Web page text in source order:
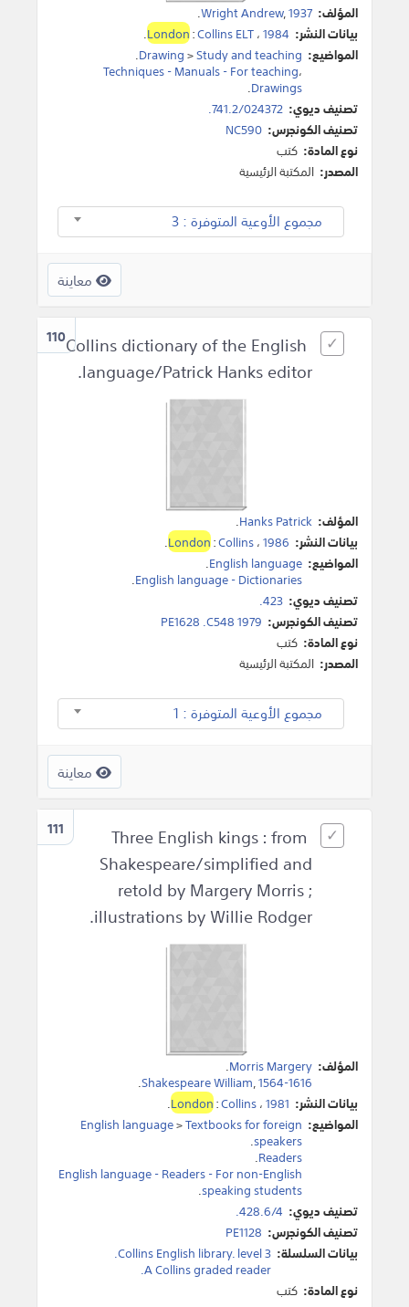
المؤلف: Wright Andrew,1937
.
بيانات النشر:
London:Collins ELT،1984
.
المواضيع:
Drawing>Study and teaching
.
Techniques - Manuals - For teaching،
Drawings
.
تصنيف ديوي: 741.2/024372.
تصنيف الكونجرس: NC590
نوع المادة: كتب
المصدر: المكتبة الرئيسية
مجموع الأوعية المتوفرة : 3
معاينة
110Collins dictionary of the English
language/Patrick Hanks editor.
المؤلف: Hanks Patrick
.
بيانات النشر:
London:Collins،1986
.
المواضيع: English language
.
English language - Dictionaries
.
تصنيف ديوي: 423.
تصنيف الكونجرس: PE1628 .C548 1979
نوع المادة: كتب
المصدر: المكتبة الرئيسية
مجموع الأوعية المتوفرة : 1
معاينة
111
Three English kings : from
Shakespeare/simplified and
retold by Margery Morris ;
illustrations by Willie Rodger.
المؤلف: Morris Margery
.
Shakespeare William,1564-1616
.
بيانات النشر:
London:Collins،1981
.
المواضيع:
English language>Textbooks for foreign
speakers
.
Readers
.
English language - Readers - For non-English
speaking students
.
تصنيف ديوي: 428.6/4.
تصنيف الكونجرس: PE1128
بيانات السلسلة: Collins English library. level 3.
A Collins graded reader.
نوع المادة: كتب